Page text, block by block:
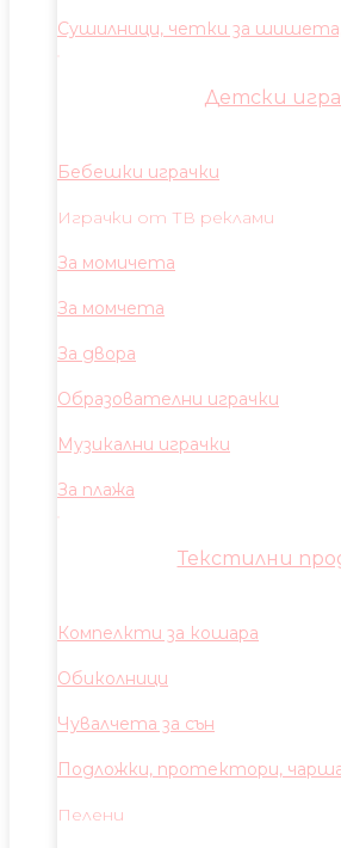
Сушилници, четки за
Детски
Бебешки играчки
Играчки от ТВ реклами
За момичета
За момчета
За двора
Образователни играчки
Музикални играчки
За плажа
Текстилни
Компелкти за кошара
Обиколници
Чувалчета за сън
Подложки, протектори,
Пелени